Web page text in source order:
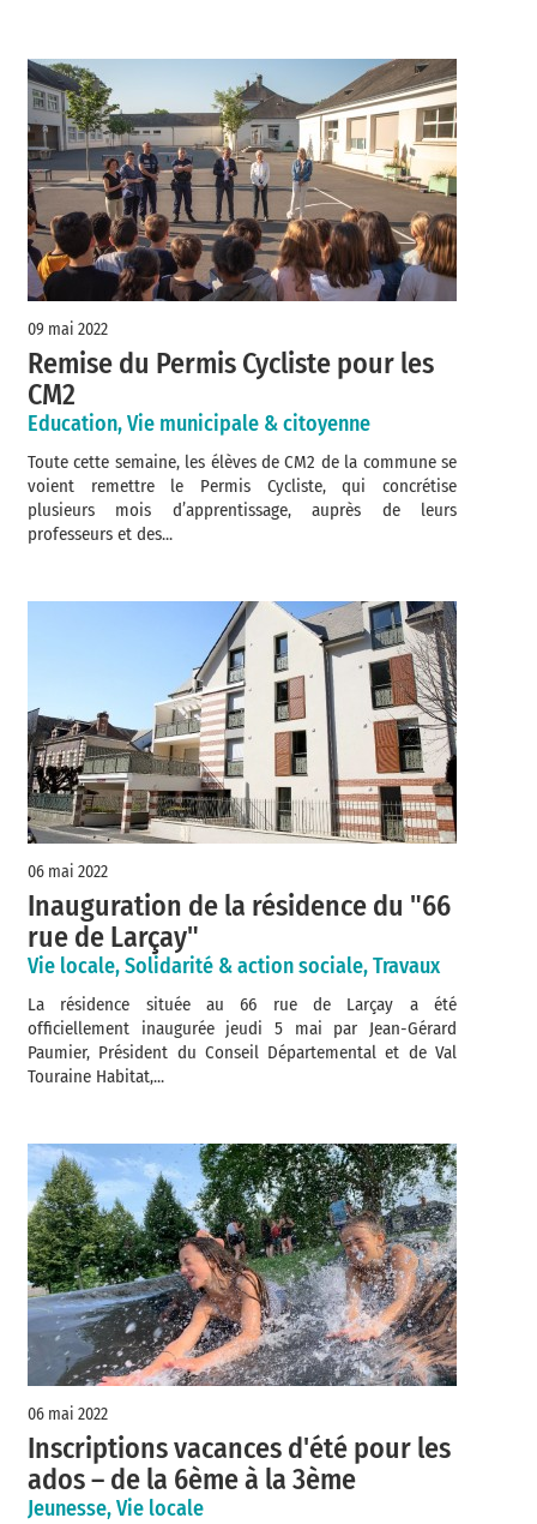
09 mai 2022
Remise du Permis Cycliste pour les
CM2
Education, Vie municipale & citoyenne
Toute cette semaine, les élèves de CM2 de la commune se
voient remettre le Permis Cycliste, qui concrétise
plusieurs mois d’apprentissage, auprès de leurs
professeurs et des...
06 mai 2022
Inauguration de la résidence du "66
rue de Larçay"
Vie locale, Solidarité & action sociale, Travaux
La résidence située au 66 rue de Larçay a été
officiellement inaugurée jeudi 5 mai par Jean-Gérard
Paumier, Président du Conseil Départemental et de Val
Touraine Habitat,...
06 mai 2022
Inscriptions vacances d'été pour les
ados – de la 6ème à la 3ème
Jeunesse, Vie locale